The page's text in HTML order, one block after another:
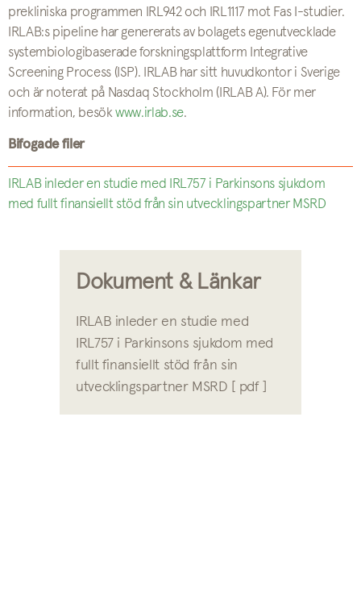
prekliniska programmen IRL942 och IRL1117 mot Fas I-studier.
IRLAB:s pipeline har genererats av bolagets egenutvecklade
systembiologibaserade forskningsplattform Integrative
Screening Process (ISP). IRLAB har sitt huvudkontor i Sverige
och är noterat på Nasdaq Stockholm (IRLAB A). För mer
information, besökwww.irlab.se.
Bifogade filer
IRLAB inleder en studie med IRL757 i Parkinsons sjukdom
med fullt finansiellt stöd från sin utvecklingspartner MSRD
Dokument & Länkar
IRLAB inleder en studie med
IRL757 i Parkinsons sjukdom med
fullt finansiellt stöd från sin
utvecklingspartner MSRD [ pdf ]